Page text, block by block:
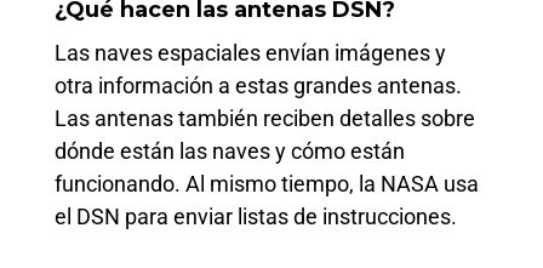
¿Qué hacen las antenas DSN?
Las naves espaciales envían imágenes y
otra información a estas grandes antenas.
Las antenas también reciben detalles sobre
dónde están las naves y cómo están
funcionando. Al mismo tiempo, la NASA usa
el DSN para enviar listas de instrucciones.